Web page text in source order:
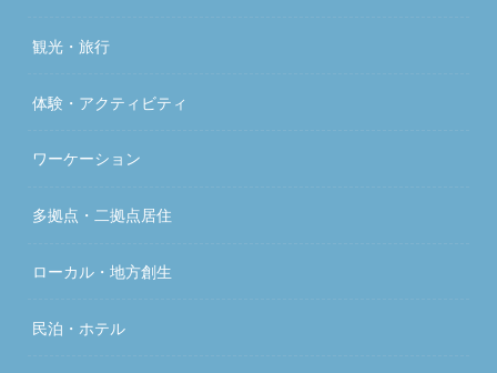
観光・旅行
体験・アクティビティ
ワーケーション
多拠点・二拠点居住
ローカル・地方創生
民泊・ホテル